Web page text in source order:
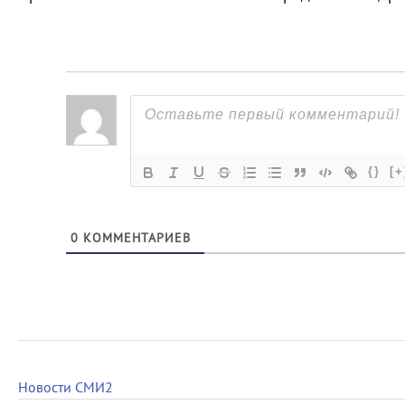
{}
0 КОММЕНТАРИЕВ
Новости СМИ2